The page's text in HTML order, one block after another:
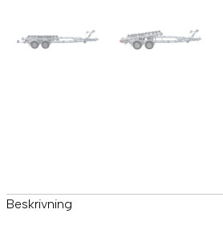
Beskrivning